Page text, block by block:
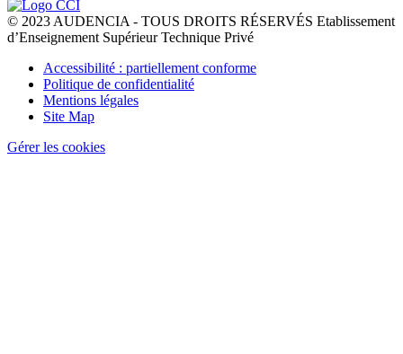
© 2023 AUDENCIA - TOUS DROITS RÉSERVÉS Etablissement
d’Enseignement Supérieur Technique Privé
Pied
page
Accessibilité : partiellement conforme
Politique de confidentialité
Mentions légales
Site Map
Gérer les cookies